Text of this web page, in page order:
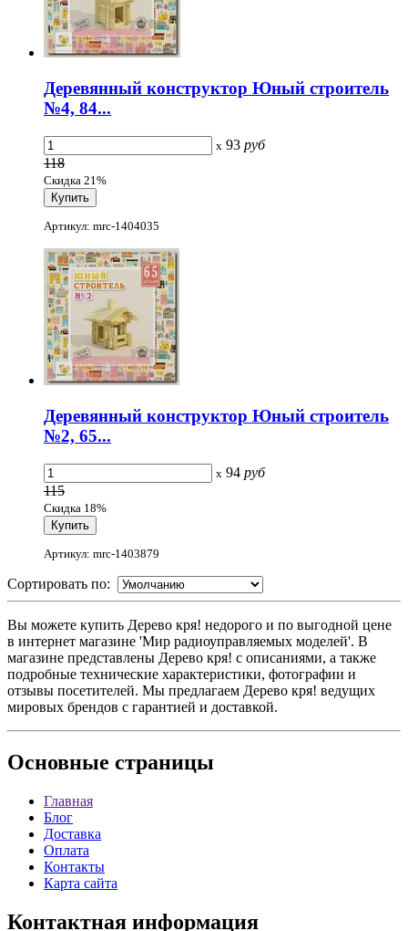
Деревянный конструктор Юный строитель
№4, 84...
x 93 руб
118
Скидка 21%
Артикул: mrc-1404035
Деревянный конструктор Юный строитель
№2, 65...
x 94 руб
115
Скидка 18%
Артикул: mrc-1403879
Сортировать по:
Вы можете купить Дерево кря! недорого и по выгодной цене
в интернет магазине 'Мир радиоуправляемых моделей'. В
магазине представлены Дерево кря! с описаниями, а также
подробные технические характеристики, фотографии и
отзывы посетителей. Мы предлагаем Дерево кря! ведущих
мировых брендов с гарантией и доставкой.
Основные страницы
Главная
Блог
Доставка
Оплата
Контакты
Карта сайта
Контактная информация